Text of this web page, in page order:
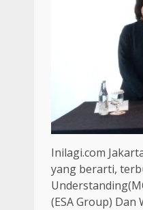
Inilagi.com
yang berarti,
(ESA Group)